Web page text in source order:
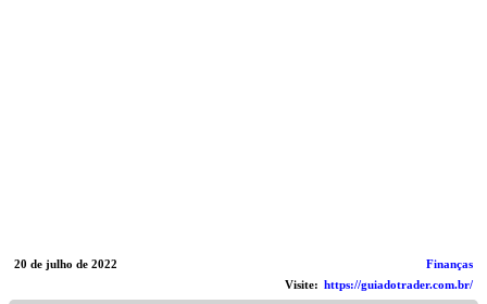
20 de julho de 2022
Finanças
Visite: https://guiadotrader.com.br/